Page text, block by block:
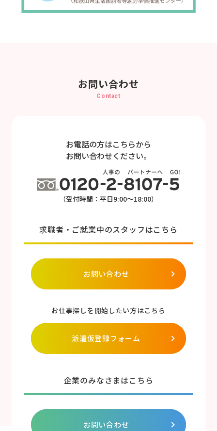
お問い合わせ
Contact
お電話の方はこちらから
お問い合わせください。
（受付時間：平日9:00～18:00）
求職者・ご就業中のスタッフはこちら
お問い合わせ
お仕事探しを開始したい方はこちら
派遣仮登録フォーム
企業のみなさまはこちら
お問い合わせ